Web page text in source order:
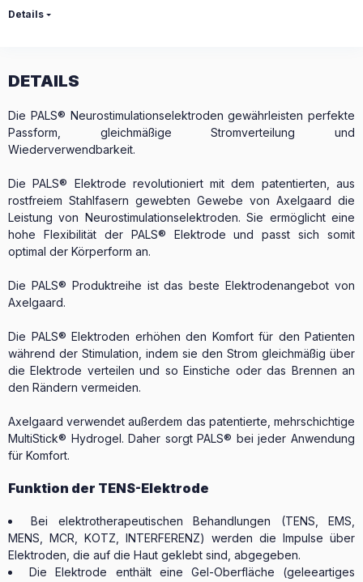
Details
DETAILS
Die PALS® Neurostimulationselektroden gewährleisten perfekte
Passform, gleichmäßige Stromverteilung und
Wiederverwendbarkeit.
Die PALS® Elektrode revolutioniert mit dem patentierten, aus
rostfreiem Stahlfasern gewebten Gewebe von Axelgaard die
Leistung von Neurostimulationselektroden. Sie ermöglicht eine
hohe Flexibilität der PALS® Elektrode und passt sich somit
optimal der Körperform an.
Die PALS® Produktreihe ist das beste Elektrodenangebot von
Axelgaard.
Die PALS® Elektroden erhöhen den Komfort für den Patienten
während der Stimulation, indem sie den Strom gleichmäßig über
die Elektrode verteilen und so Einstiche oder das Brennen an
den Rändern vermeiden.
Axelgaard verwendet außerdem das patentierte, mehrschichtige
MultiStick® Hydrogel. Daher sorgt PALS® bei jeder Anwendung
für Komfort.
Funktion der TENS-Elektrode
Bei elektrotherapeutischen Behandlungen (TENS, EMS,
MENS, MCR, KOTZ, INTERFERENZ) werden die Impulse über
Elektroden, die auf die Haut geklebt sind, abgegeben.
Die Elektrode enthält eine Gel-Oberfläche (geleeartiges